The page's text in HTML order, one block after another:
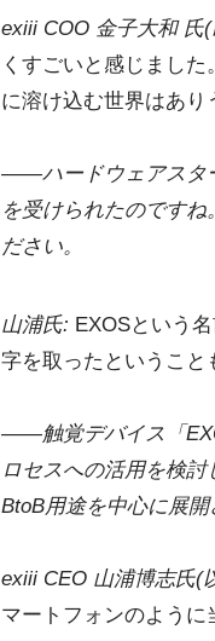
exiii COO 金子大和 氏
くすごいと感じまし
に溶け込む世界はあり
――ハードウェアスタ
を受けられたのです
ださい。
山浦氏: EXOSという
字を取ったということ
――触覚デバイス「
ロセスへの活用を検
BtoB用途を中心に展
exiii CEO 山浦博志氏(
マートフォンのよう